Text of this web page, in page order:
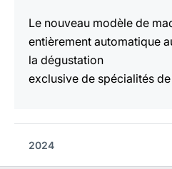
Le nouveau modèle de
entièrement automatique
la dégustation
exclusive de spécialités
2024